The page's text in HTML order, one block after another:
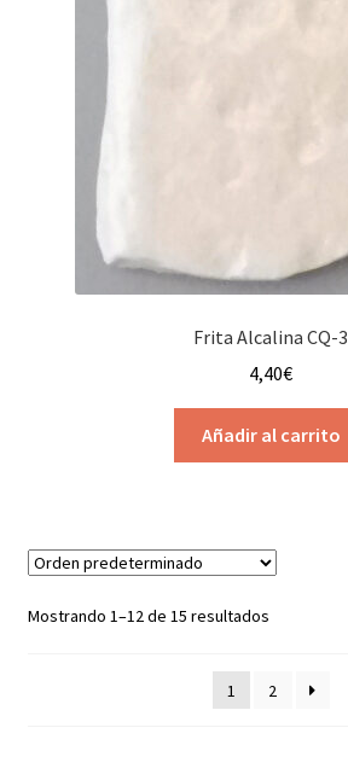
Frita Alcalina CQ-3
4,40€
Añadir al carrito
Mostrando 1–12 de 15 resultados
1 2